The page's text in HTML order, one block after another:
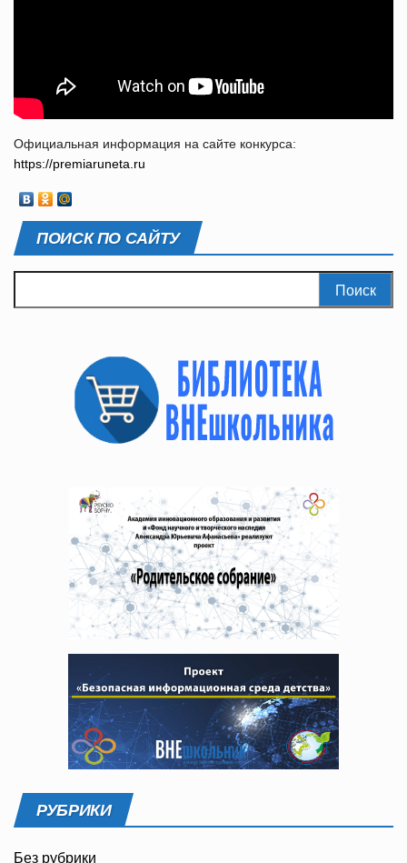
Официальная информация на сайте конкурса:
https://premiaruneta.ru
ПОИСК ПО САЙТУ
РУБРИКИ
Без рубрики